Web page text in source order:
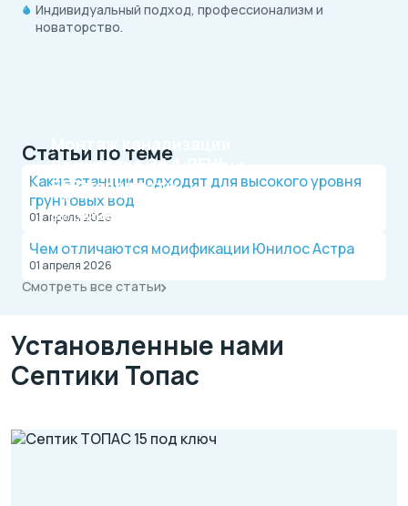
Индивидуальный подход, профессионализм и
новаторство.
Монтаж канализации
на участкеЗА 1 ДЕНЬ
Официальный дилер, работаем по договору.
Оплата после монтажа.
Рассрочка на 4 месяца
БЕЗ переплаты
Выгодные условия на монтаж канализации и
Статьи по теме
Какие станции подходят для высокого уровня
грунтовых вод
01 апреля 2026
Чем отличаются модификации Юнилос Астра
01 апреля 2026
Смотреть все статьи
Установленные нами
Септики Топас